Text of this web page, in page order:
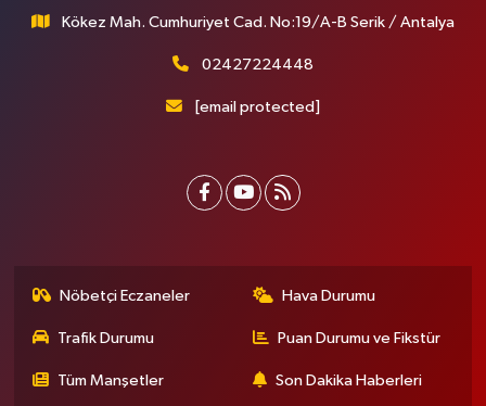
Kökez Mah. Cumhuriyet Cad. No:19/A-B Serik / Antalya
02427224448
[email protected]
Nöbetçi Eczaneler Hava Durumu
Trafik Durumu Puan Durumu ve Fikstür
Tüm Manşetler Son Dakika Haberleri